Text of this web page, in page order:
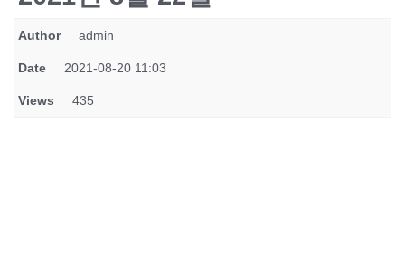
Author admin
Date 2021-08-20 11:03
Views 435